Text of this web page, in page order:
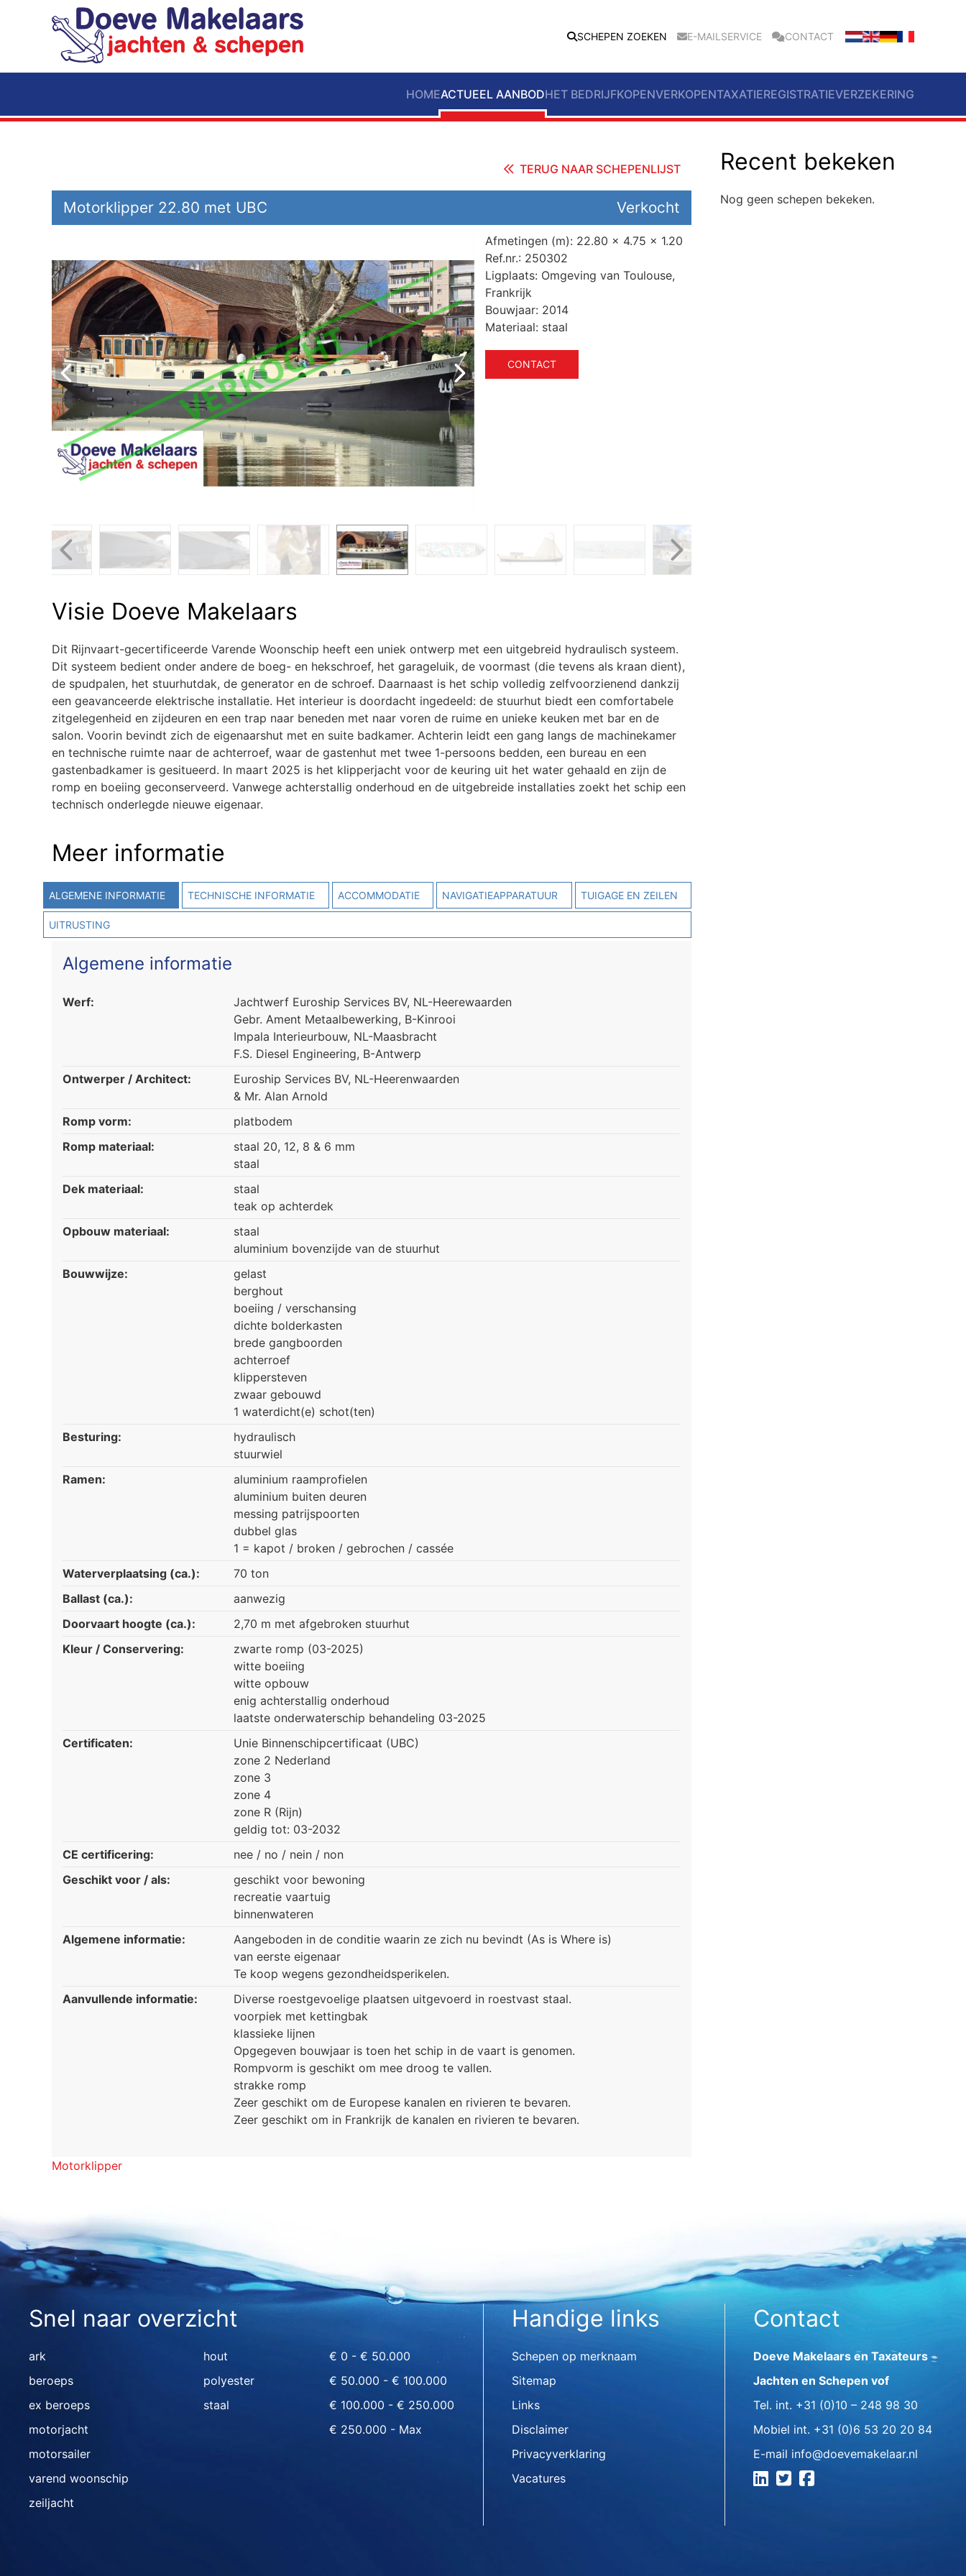
Terug naar hoofdinhoud SCHEPEN ZOEKEN E-MAILSERVICE CONTACT
HOMEACTUEEL AANBODHET BEDRIJFKOPENVERKOPENTAXATIEREGISTRATIEVERZEKERING
TERUG NAAR SCHEPENLIJST
Motorklipper 22.80 met UBC Verkocht
Afmetingen (m): 22.80 x 4.75 x 1.20
Ref.nr.: 250302
Ligplaats: Omgeving van Toulouse,
Frankrijk
Bouwjaar: 2014
Materiaal: staal
CONTACT
Visie Doeve Makelaars
Dit Rijnvaart-gecertificeerde Varende Woonschip heeft een uniek ontwerp met een uitgebreid hydraulisch systeem.
Dit systeem bedient onder andere de boeg- en hekschroef, het garageluik, de voormast (die tevens als kraan dient),
de spudpalen, het stuurhutdak, de generator en de schroef. Daarnaast is het schip volledig zelfvoorzienend dankzij
een geavanceerde elektrische installatie. Het interieur is doordacht ingedeeld: de stuurhut biedt een comfortabele
zitgelegenheid en zijdeuren en een trap naar beneden met naar voren de ruime en unieke keuken met bar en de
salon. Voorin bevindt zich de eigenaarshut met en suite badkamer. Achterin leidt een gang langs de machinekamer
en technische ruimte naar de achterroef, waar de gastenhut met twee 1-persoons bedden, een bureau en een
gastenbadkamer is gesitueerd. In maart 2025 is het klipperjacht voor de keuring uit het water gehaald en zijn de
romp en boeiing geconserveerd. Vanwege achterstallig onderhoud en de uitgebreide installaties zoekt het schip een
technisch onderlegde nieuwe eigenaar.
Meer informatie
ALGEMENE INFORMATIE TECHNISCHE INFORMATIE ACCOMMODATIE NAVIGATIEAPPARATUUR TUIGAGE EN ZEILEN
UITRUSTING
Algemene informatie
Werf:
Jachtwerf Euroship Services BV, NL-Heerewaarden
Gebr. Ament Metaalbewerking, B-Kinrooi
Impala Interieurbouw, NL-Maasbracht
F.S. Diesel Engineering, B-Antwerp
Ontwerper / Architect:
Euroship Services BV, NL-Heerenwaarden
& Mr. Alan Arnold
Romp vorm:
platbodem
Romp materiaal:
staal 20, 12, 8 & 6 mm
staal
Dek materiaal:
staal
teak op achterdek
Opbouw materiaal:
staal
aluminium bovenzijde van de stuurhut
Bouwwijze:
gelast
berghout
boeiing / verschansing
dichte bolderkasten
brede gangboorden
achterroef
klippersteven
zwaar gebouwd
1 waterdicht(e) schot(ten)
Besturing:
hydraulisch
stuurwiel
Ramen:
aluminium raamprofielen
aluminium buiten deuren
messing patrijspoorten
dubbel glas
1 = kapot / broken / gebrochen / cassée
Waterverplaatsing (ca.):
70 ton
Ballast (ca.):
aanwezig
Doorvaart hoogte (ca.):
2,70 m met afgebroken stuurhut
Kleur / Conservering:
zwarte romp (03-2025)
witte boeiing
witte opbouw
enig achterstallig onderhoud
laatste onderwaterschip behandeling 03-2025
Certificaten:
Unie Binnenschipcertificaat (UBC)
zone 2 Nederland
zone 3
zone 4
zone R (Rijn)
geldig tot: 03-2032
CE certificering:
nee / no / nein / non
Geschikt voor / als:
geschikt voor bewoning
recreatie vaartuig
binnenwateren
Algemene informatie:
Aangeboden in de conditie waarin ze zich nu bevindt (As is Where is)
van eerste eigenaar
Te koop wegens gezondheidsperikelen.
Aanvullende informatie:
Diverse roestgevoelige plaatsen uitgevoerd in roestvast staal.
voorpiek met kettingbak
klassieke lijnen
Opgegeven bouwjaar is toen het schip in de vaart is genomen.
Rompvorm is geschikt om mee droog te vallen.
strakke romp
Zeer geschikt om de Europese kanalen en rivieren te bevaren.
Zeer geschikt om in Frankrijk de kanalen en rivieren te bevaren.
Motorklipper
Recent bekeken
Nog geen schepen bekeken.
Snel naar overzicht
ark
beroeps
ex beroeps
motorjacht
motorsailer
varend woonschip
zeiljacht
hout
polyester
staal
€ 0 - € 50.000
€ 50.000 - € 100.000
€ 100.000 - € 250.000
€ 250.000 - Max
Handige links
Schepen op merknaam
Sitemap
Links
Disclaimer
Privacyverklaring
Vacatures
Contact
Doeve Makelaars en Taxateurs
Jachten en Schepen vof
Tel. int. +31 (0)10 – 248 98 30
Mobiel int. +31 (0)6 53 20 20 84
E-mail info@doevemakelaar.nl